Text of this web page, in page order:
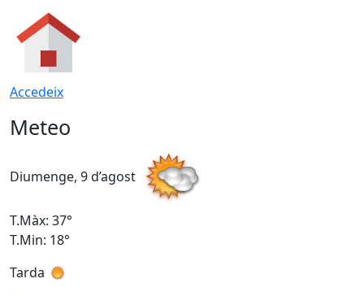
Accedeix
Meteo
Diumenge, 9 d’agost
T.Màx: 37°
T.Min: 18°
Tarda